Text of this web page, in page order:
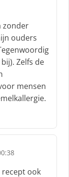
zonder
ouders
Zelfs de
mensen
recept ook